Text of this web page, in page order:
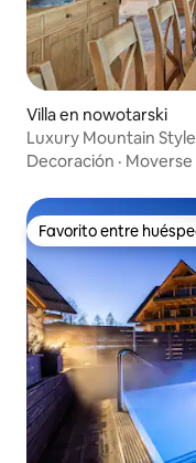
Villa en nowotarski
Luxury Mountain
Decoración · Moverse
Favorito entre
Favorito entre